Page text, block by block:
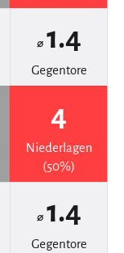
⌀ 1.4
Gegentore
4
Niederlagen
(50%)
⌀ 1.4
Gegentore